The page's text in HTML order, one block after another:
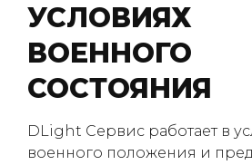
УСЛОВИЯХ
ВОЕННОГО
СОСТОЯНИЯ
DLight Сервис работает в
военного положения и